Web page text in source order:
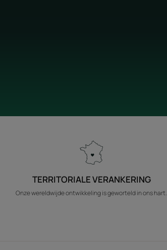
TERRITORIALE VERANKERING
Onze wereldwijde ontwikkeling is geworteld in ons hart.